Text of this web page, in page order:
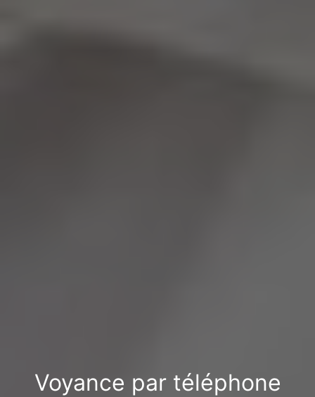
Voyance par téléphone